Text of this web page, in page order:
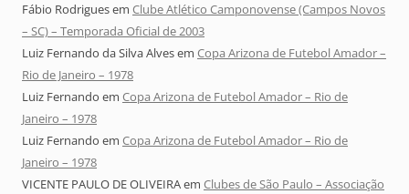
Fábio Rodriguesem Clube Atlético Camponovense (Campos Novos
– SC) – Temporada Oficial de 2003
Luiz Fernando da Silva Alvesem Copa Arizona de Futebol Amador –
Rio de Janeiro – 1978
Luiz Fernando em Copa Arizona de Futebol Amador – Rio de
Janeiro – 1978
Luiz Fernando em Copa Arizona de Futebol Amador – Rio de
Janeiro – 1978
VICENTE PAULO DE OLIVEIRAem Clubes de São Paulo – Associação